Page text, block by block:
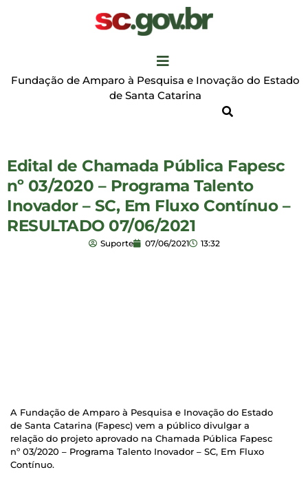
Fundação de Amparo à Pesquisa e Inovação do Estado
de Santa Catarina
Edital de Chamada Pública Fapesc
nº 03/2020 – Programa Talento
Inovador – SC, Em Fluxo Contínuo –
RESULTADO 07/06/2021
Suporte 07/06/2021 13:32
A Fundação de Amparo à Pesquisa e Inovação do Estado
de Santa Catarina (Fapesc) vem a público divulgar a
relação do projeto aprovado na Chamada Pública Fapesc
nº 03/2020 – Programa Talento Inovador – SC, Em Fluxo
Contínuo.